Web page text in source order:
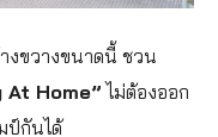
งขวางขนาดนี้ ชวน
At Home”ไม่ต้องออก
ป์กันได้